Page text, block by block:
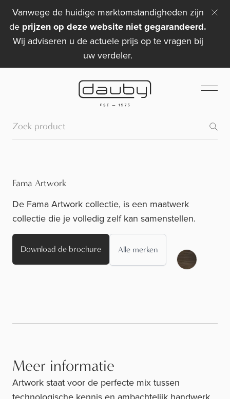
Vanwege de huidige marktomstandigheden zijn
de prijzen op deze website niet gegarandeerd.
Wij adviseren u de actuele prijs op te vragen bij
uw verdeler.
Fama Artwork
De Fama Artwork collectie, is een maatwerk
collectie die je volledig zelf kan samenstellen.
Download de brochure Alle merken
Meer informatie
Artwork staat voor de perfecte mix tussen